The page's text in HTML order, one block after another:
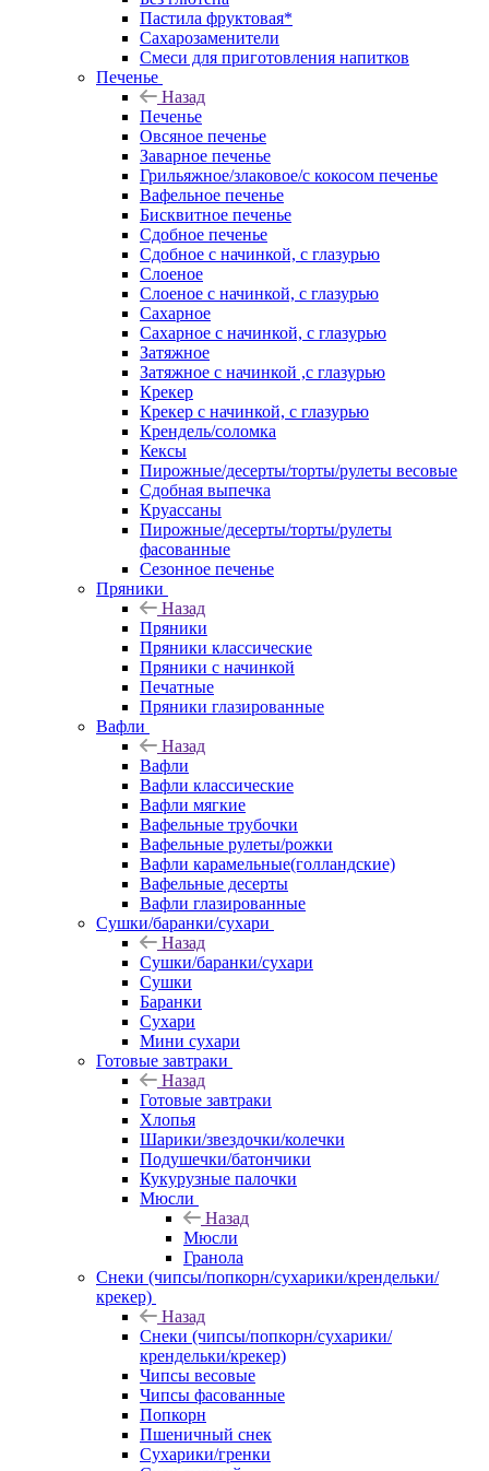
Пастила фруктовая*
Сахарозаменители
Смеси для приготовления напитков
Печенье
Назад
Печенье
Овсяное печенье
Заварное печенье
Грильяжное/злаковое/с кокосом печенье
Вафельное печенье
Бисквитное печенье
Сдобное печенье
Сдобное с начинкой, с глазурью
Слоеное
Слоеное с начинкой, с глазурью
Сахарное
Сахарное с начинкой, с глазурью
Затяжное
Затяжное с начинкой ,с глазурью
Крекер
Крекер с начинкой, с глазурью
Крендель/соломка
Кексы
Пирожные/десерты/торты/рулеты весовые
Сдобная выпечка
Круассаны
Пирожные/десерты/торты/рулеты
фасованные
Сезонное печенье
Пряники
Назад
Пряники
Пряники классические
Пряники с начинкой
Печатные
Пряники глазированные
Вафли
Назад
Вафли
Вафли классические
Вафли мягкие
Вафельные трубочки
Вафельные рулеты/рожки
Вафли карамельные(голландские)
Вафельные десерты
Вафли глазированные
Сушки/баранки/сухари
Назад
Сушки/баранки/сухари
Сушки
Баранки
Сухари
Мини сухари
Готовые завтраки
Назад
Готовые завтраки
Хлопья
Шарики/звездочки/колечки
Подушечки/батончики
Кукурузные палочки
Мюсли
Назад
Мюсли
Гранола
Снеки (чипсы/попкорн/сухарики/крендельки/
крекер)
Назад
Снеки (чипсы/попкорн/сухарики/
крендельки/крекер)
Чипсы весовые
Чипсы фасованные
Попкорн
Пшеничный снек
Сухарики/гренки